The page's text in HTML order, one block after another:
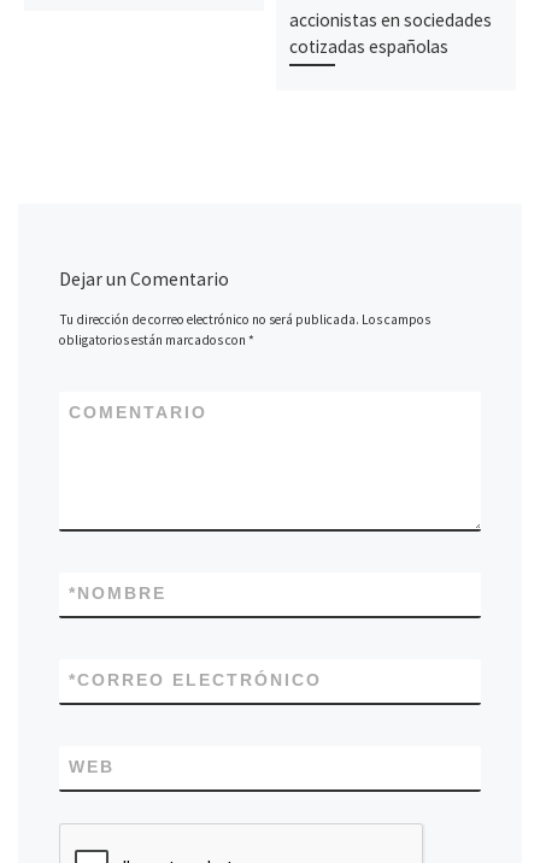
accionistas en sociedades
cotizadas españolas
Dejar un Comentario
Tu dirección de correo electrónico no será publicada. Los campos
obligatorios están marcados con*
COMENTARIO
NOMBRE
*
CORREO ELECTRÓNICO
*
WEB